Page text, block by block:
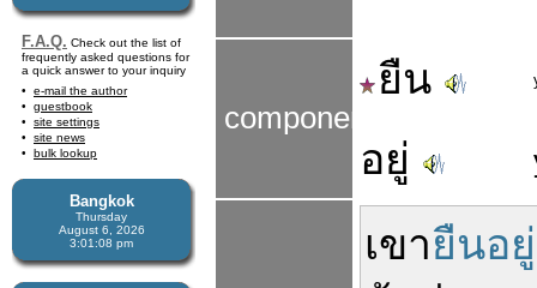
F.A.Q. Check out the list of
frequently asked questions for
a quick answer to your inquiry
e-mail the author
guestbook
site settings
site news
bulk lookup
Bangkok
Thursday
August 6, 2026
3:01:08 pm
components
ยืน
อยู่
เขายืนอยู่